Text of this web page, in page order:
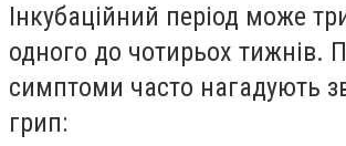
Інкубаційний період може
одного до чотирьох тижнів.
симптоми часто нагадують
грип: